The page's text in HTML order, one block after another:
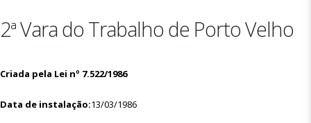
2ª Vara do Trabalho de Porto Velho
Criada pela Lei nº 7.522/1986
Data de instalação:13/03/1986